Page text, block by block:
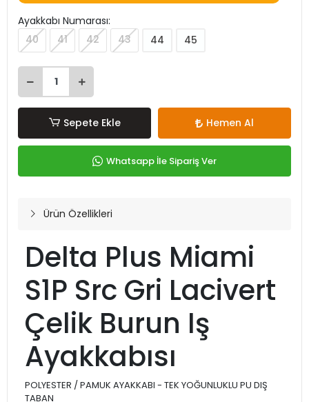
Ayakkabı Numarası:
40
41 42 43 44 45
Sepete Ekle Hemen Al
Whatsapp İle Sipariş Ver
Ürün Özellikleri
Delta Plus Miami
S1P Src Gri Lacivert
Çelik Burun Iş
Ayakkabısı
POLYESTER / PAMUK AYAKKABI - TEK YOĞUNLUKLU PU DIŞ
TABAN